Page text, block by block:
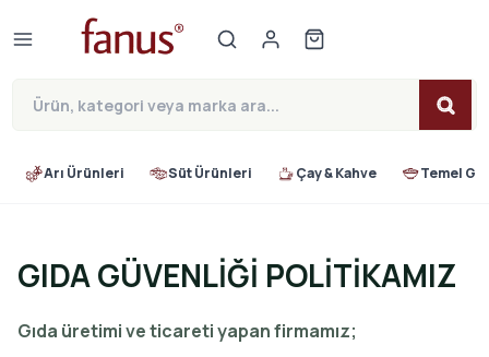
Arı Ürünleri Süt Ürünleri Çay & Kahve Temel
GIDA GÜVENLİĞİ POLİTİKAMIZ
Gıda üretimi ve ticareti yapan firmamız;